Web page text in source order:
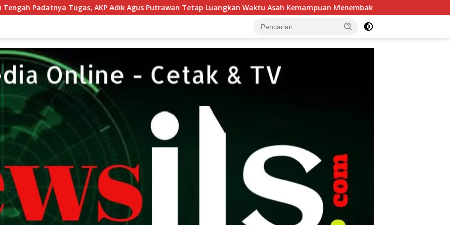
Adik Agus Putrawan Tetap Luangkan Waktu Asah Kemampuan Menembak Patroli Harkamtibmas Polsek Tarik